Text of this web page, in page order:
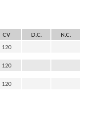
CV D.C.
N.C.
120
120
120